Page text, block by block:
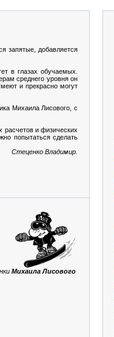
запятые, добавляется
в глазах обучаемых.
среднего уровня он
и прекрасно могут
Михаила Лисового, с
расчетов и физических
попытаться сделать
Стеценко Владимир.
Михаила Лисового